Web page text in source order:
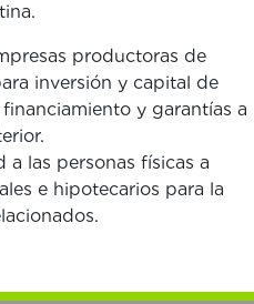
productoras de
inversión y capital de
y garantías a
a las personas físicas a
e hipotecarios para la